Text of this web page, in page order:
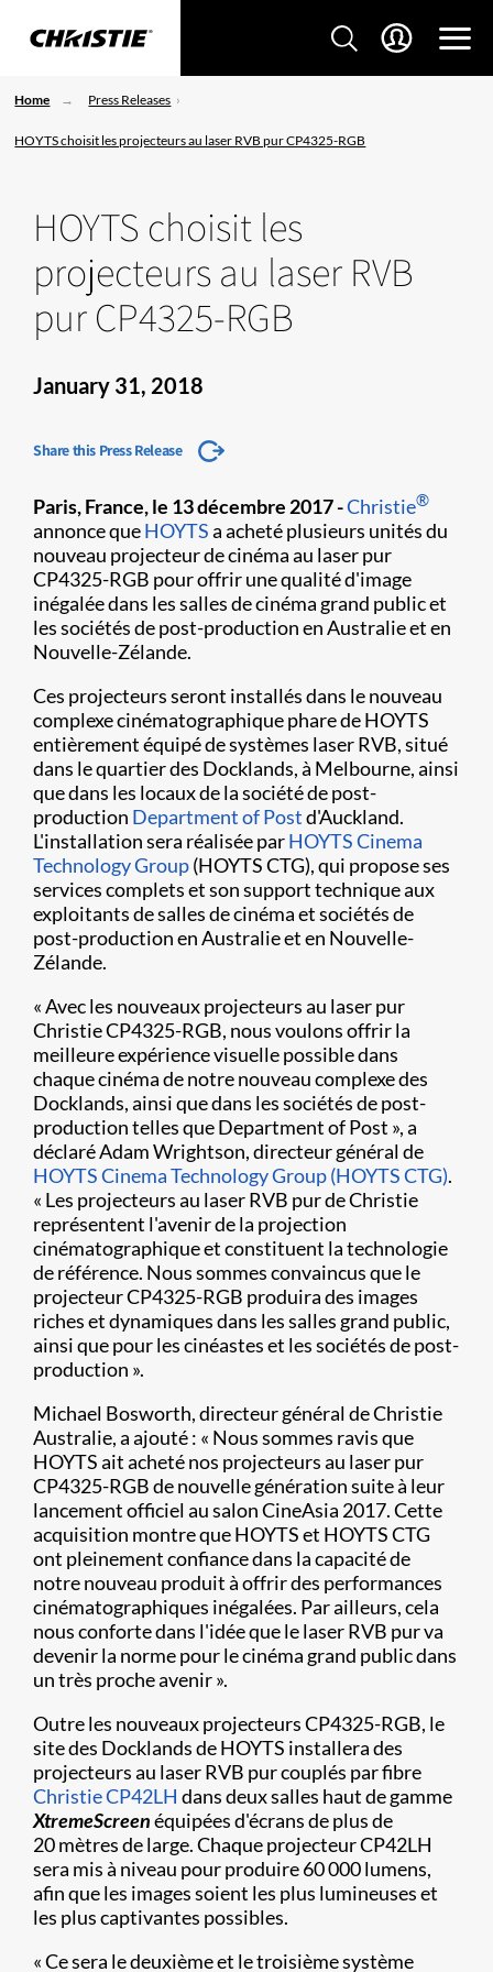
Home Press Releases
HOYTS choisit les projecteurs au laser RVB pur CP4325-RGB
HOYTS choisit les
projecteurs au laser RVB
pur CP4325-RGB
January 31, 2018
Share this Press Release
Paris, France, le 13 décembre 2017 -Christie®
annonce queHOYTSa acheté plusieurs unités du
nouveau projecteur de cinéma au laser pur
CP4325-RGB pour offrir une qualité d'image
inégalée dans les salles de cinéma grand public et
les sociétés de post-production en Australie et en
Nouvelle-Zélande.
Ces projecteurs seront installés dans le nouveau
complexe cinématographique phare de HOYTS
entièrement équipé de systèmes laser RVB, situé
dans le quartier des Docklands, à Melbourne, ainsi
que dans les locaux de la société de post-
production Department of Postd'Auckland.
L'installation sera réalisée parHOYTS Cinema
Technology Group(HOYTS CTG), qui propose ses
services complets et son support technique aux
exploitants de salles de cinéma et sociétés de
post-production en Australie et en Nouvelle-
Zélande.
« Avec les nouveaux projecteurs au laser pur
Christie CP4325-RGB, nous voulons offrir la
meilleure expérience visuelle possible dans
chaque cinéma de notre nouveau complexe des
Docklands, ainsi que dans les sociétés de post-
production telles que Department of Post », a
déclaré Adam Wrightson, directeur général de
HOYTS Cinema Technology Group (HOYTS CTG).
« Les projecteurs au laser RVB pur de Christie
représentent l'avenir de la projection
cinématographique et constituent la technologie
de référence. Nous sommes convaincus que le
projecteur CP4325-RGB produira des images
riches et dynamiques dans les salles grand public,
ainsi que pour les cinéastes et les sociétés de post-
production ».
Michael Bosworth, directeur général de Christie
Australie, a ajouté : « Nous sommes ravis que
HOYTS ait acheté nos projecteurs au laser pur
CP4325-RGB de nouvelle génération suite à leur
lancement officiel au salon CineAsia 2017. Cette
acquisition montre que HOYTS et HOYTS CTG
ont pleinement confiance dans la capacité de
notre nouveau produit à offrir des performances
cinématographiques inégalées. Par ailleurs, cela
nous conforte dans l'idée que le laser RVB pur va
devenir la norme pour le cinéma grand public dans
un très proche avenir ».
Outre les nouveaux projecteurs CP4325-RGB, le
site des Docklands de HOYTS installera des
projecteurs au laser RVB pur couplés par fibre
Christie CP42LH dans deux salles haut de gamme
XtremeScreenéquipées d'écrans de plus de
20 mètres de large. Chaque projecteur CP42LH
sera mis à niveau pour produire 60 000 lumens,
afin que les images soient les plus lumineuses et
les plus captivantes possibles.
« Ce sera le deuxième et le troisième système